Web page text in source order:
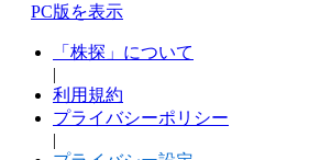
PC版を表示
「株探」について
|
利用規約
プライバシーポリシー
|